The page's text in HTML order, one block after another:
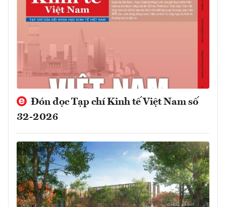
Đón đọc Tạp chí Kinh tế Việt Nam số
32-2026